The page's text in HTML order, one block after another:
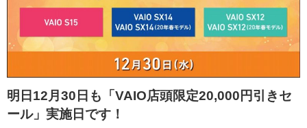
明日12月30日も「VAIO店頭限定20,000円引きセ
ール」実施日です！